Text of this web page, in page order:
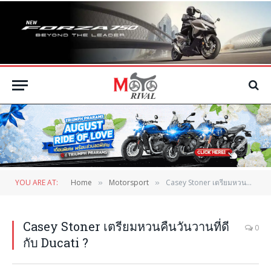
YOU ARE AT: Home » Motorsport » Casey Stoner เตรียมหวนคืนวันวานที่ดีกับ Ducati ?
Casey Stoner เตรียมหวนคืนวันวานที่ดี
กับ Ducati ?
0